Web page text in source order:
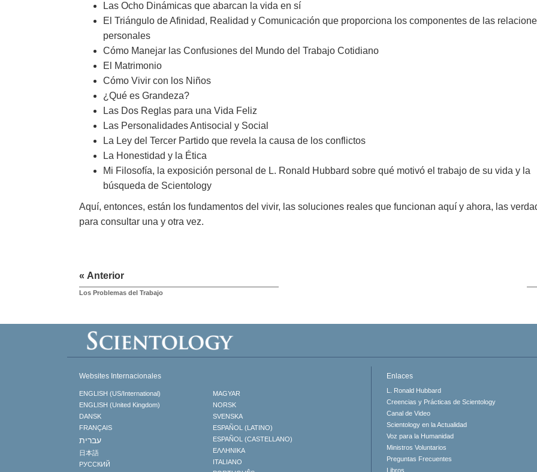
Las Ocho Dinámicas que abarcan la vida en sí
El Triángulo de Afinidad, Realidad y Comunicación que proporciona los componentes de las
personales
Cómo Manejar las Confusiones del Mundo del Trabajo Cotidiano
El Matrimonio
Cómo Vivir con los Niños
¿Qué es Grandeza?
Las Dos Reglas para una Vida Feliz
Las Personalidades Antisocial y Social
La Ley del Tercer Partido que revela la causa de los conflictos
La Honestidad y la Ética
Mi Filosofía, la exposición personal de L. Ronald Hubbard sobre qué motivó el trabajo de su vida y la
búsqueda de Scientology
Aquí, entonces, están los fundamentos del vivir, las soluciones reales que funcionan aquí y ahora, las
para consultar una y otra vez.
« Anterior
Los Problemas del Trabajo
Websites Internacionales
ENGLISH (US/International)
ENGLISH (United Kingdom)
DANSK
FRANÇAIS
עברית
日本語
РУССКИЙ
MAGYAR
NORSK
SVENSKA
ESPAÑOL (LATINO)
ESPAÑOL (CASTELLANO)
ΕΛΛΗΝΙΚA
ITALIANO
Enlaces
L. Ronald Hubbard
Creencias y Prácticas de Scientology
Canal de Video
Scientology en la Actualidad
Voz para la Humanidad
Ministros Voluntarios
Preguntas Frecuentes
Libros